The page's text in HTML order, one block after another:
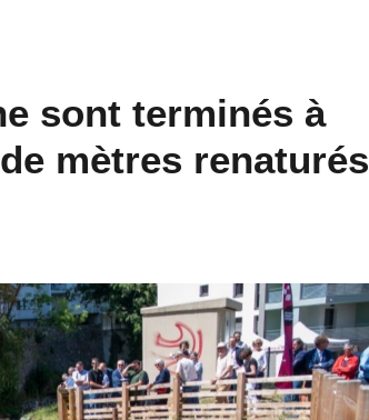
sont terminés à
mètres renaturés